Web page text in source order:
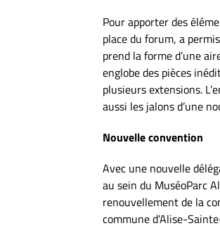
Pour apporter des
place du forum, a
prend la forme d’une
englobe des pièces
plusieurs extensions.
aussi les jalons d’une
Nouvelle convention
Avec une nouvelle
au sein du MuséoParc
renouvellement de la
commune d’Alise-